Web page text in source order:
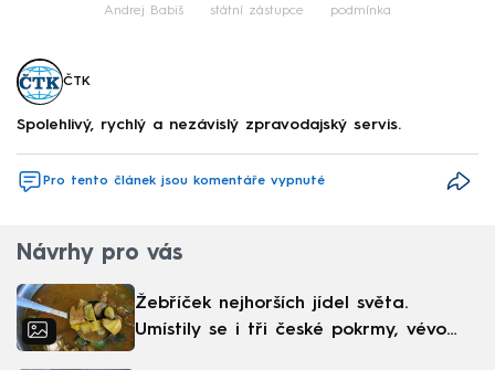
Andrej Babiš státní zástupce podmínka
ČTK
Spolehlivý, rychlý a nezávislý zpravodajský servis.
Pro tento článek jsou komentáře vypnuté
Návrhy pro vás
Žebříček nejhorších jídel světa.
Umístily se i tři české pokrmy, vévodí